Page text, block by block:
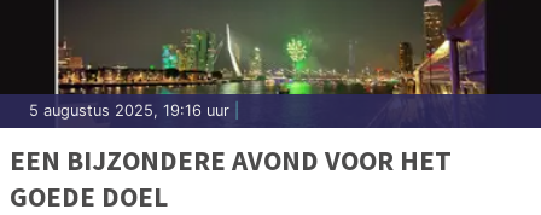
5 augustus 2025, 19:16 uur
EEN BIJZONDERE AVOND VOOR HET
GOEDE DOEL